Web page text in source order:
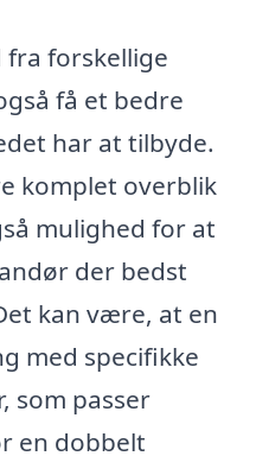
forskellige
få et bedre
har at tilbyde.
komplet overblik
mulighed for at
der bedst
kan være, at en
med specifikke
som passer
en dobbelt